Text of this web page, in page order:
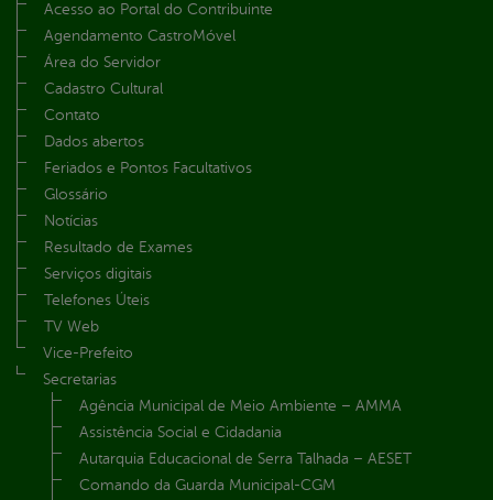
Acesso ao Portal do Contribuinte
Agendamento CastroMóvel
Área do Servidor
Cadastro Cultural
Contato
Dados abertos
Feriados e Pontos Facultativos
Glossário
Notícias
Resultado de Exames
Serviços digitais
Telefones Úteis
TV Web
Vice-Prefeito
Secretarias
Agência Municipal de Meio Ambiente – AMMA
Assistência Social e Cidadania
Autarquia Educacional de Serra Talhada – AESET
Comando da Guarda Municipal-CGM